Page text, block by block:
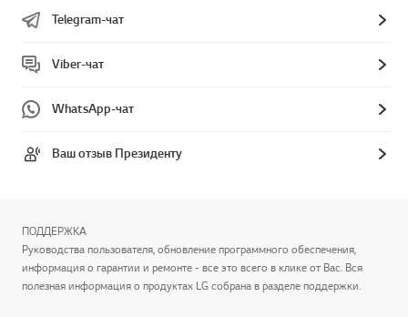
Telegram-чат
Viber-чат
WhatsApp-чат
Ваш отзыв Президенту
ПОДДЕРЖКА
Руководства пользователя, обновление программного обеспечения,
информация о гарантии и ремонте - все это всего в клике от Вас. Вся
полезная информация о продуктах LG собрана в разделе поддержки.